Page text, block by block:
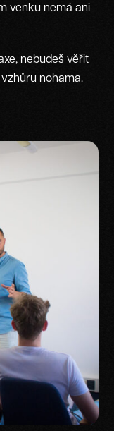
venku nemá ani
nebudeš věřit
nohama.